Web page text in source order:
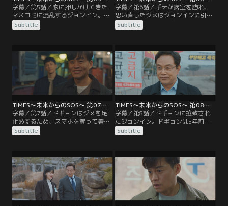
字幕／第5話／家に押しかけてきた
マスコミに混乱するジョンイン。部
屋に戻ってボードを見ると、新たな
事件が起こっていたことが判明。父
うのだ。ジョンインからの電話で状
況の変化を知ったジヌだったが、こ
れ以上の協力は戸惑っていた。ジヌ
の決心を待つ間、ジョンインは…。
Subtitle
字幕／第6話／ギテが病室を訪れ、
思い直したジヌはジョンインに引き
続き協力することを約束する。ジョ
ンインから父親の尾行を指示された
害者であるチョ・ユジンがジヌの目
の前でひかれてしまう。すぐさま救
急車を呼んだものの彼女は命を落と
してしまった。
Subtitle
TIMES～未来からのSOS～ 第07話／字幕
字幕／第7話／ドギョンはジヌを足
止めするため、スマホを奪って署に
拘束する。その頃、チェ秘書官の所
に向かうジョンインは、新たに過去
ヌの留守番電話にメッセージを残
す。そして、チェ秘書官との約束場
所である廃墟に到着したジョンイン
の前にドギョンが現れる。
Subtitle
TIMES～未来からのSOS～ 第08話／字幕
字幕／第8話／ドギョンに拉致され
たジョンイン。ドギョンは5年前に
2020年のジョンインと電話でつなが
っていることをジヌから聞かされて
再び目を開けると自宅の部屋にい
た。ボードに書かれた犯人の名前が
変わっていることに気が付いたジョ
ンインは慌ててジヌに電話を掛け
Subtitle